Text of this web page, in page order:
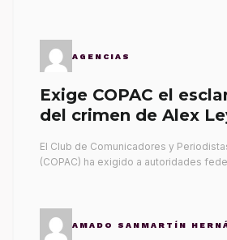
AGENCIAS
Exige COPAC el
del crimen de Alex
El Club de Comunicadores y
(COPAC) ha exigido a autoridades
AMADO SANMARTÍN